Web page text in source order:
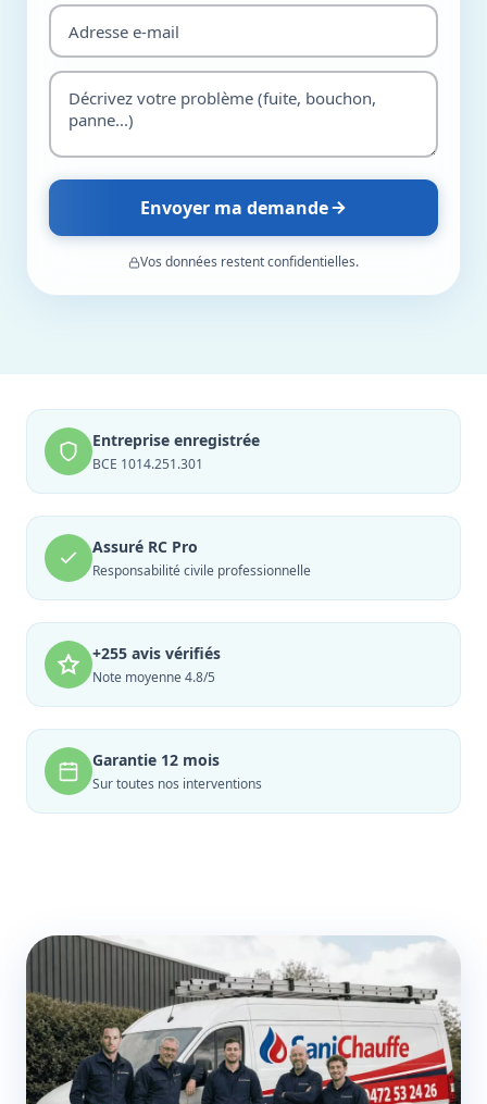
Envoyer ma demande
Vos données restent confidentielles.
Entreprise enregistrée
BCE 1014.251.301
Assuré RC Pro
Responsabilité civile professionnelle
+255 avis vérifiés
Note moyenne 4.8/5
Garantie 12 mois
Sur toutes nos interventions